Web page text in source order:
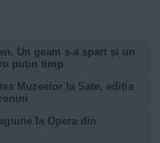
Un geam s-a spart și un
puțin timp
Muzeelor la Sate, ediția
la Opera din